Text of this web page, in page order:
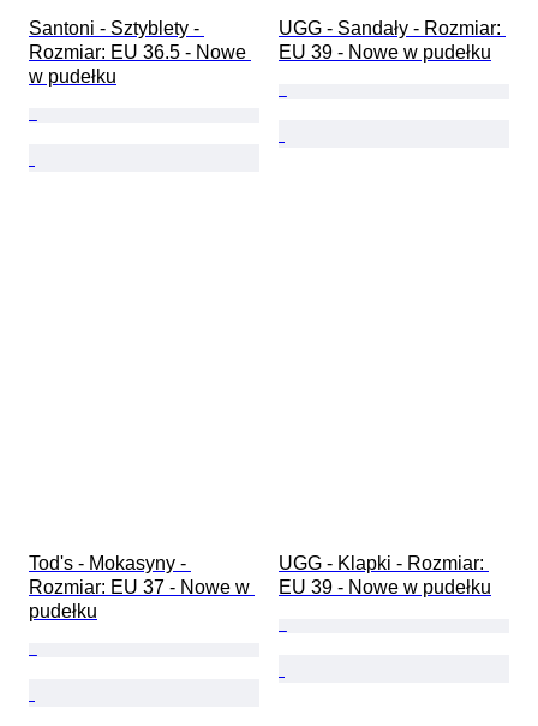
Santoni - Sztyblety -
Rozmiar: EU 36.5 - Nowe
w pudełku
UGG - Sandały - Rozmiar:
EU 39 - Nowe w pudełku
Tod's - Mokasyny -
Rozmiar: EU 37 - Nowe w
pudełku
UGG - Klapki - Rozmiar:
EU 39 - Nowe w pudełku